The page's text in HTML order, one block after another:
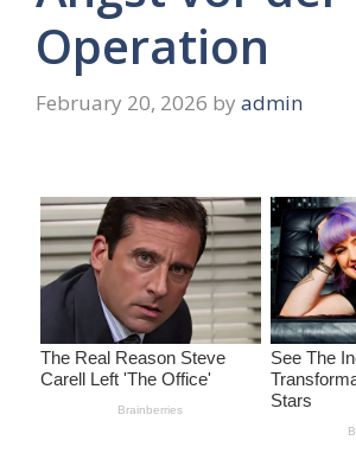
Operation
February 20, 2026 by admin